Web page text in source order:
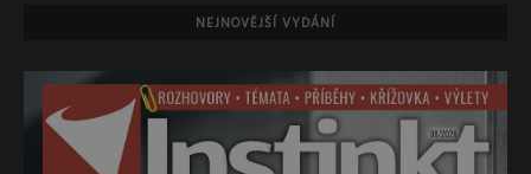
NEJNOVĚJŠÍ VYDÁNÍ